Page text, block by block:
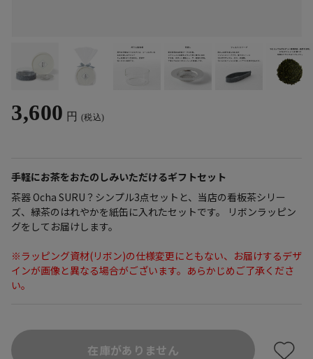
手軽にお茶をおたのしみいただけるギフトセット
茶器 Ocha SURU？シンプル3点セットと、当店の看板茶シリー
ズ、緑茶のはれやかを紙缶に入れたセットです。 リボンラッピン
グをしてお届けします。
※ラッピング資材(リボン)の仕様変更にともない、お届けするデザ
インが画像と異なる場合がございます。あらかじめご了承くださ
い。
3,600 円 (税込)
在庫がありません